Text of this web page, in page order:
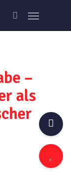
search
Menu
–
als